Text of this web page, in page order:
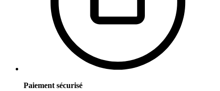
Paiement sécurisé